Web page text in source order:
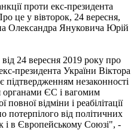
проти екс-президента
це у вівторок, 24 вересня,
Олександра Януковича Юрій
24 вересня 2019 року про
президента України Віктора
незаконності
органами ЄС і вагомим
відміни і реабілітації
від політичних
і в Європейському Союзі", -